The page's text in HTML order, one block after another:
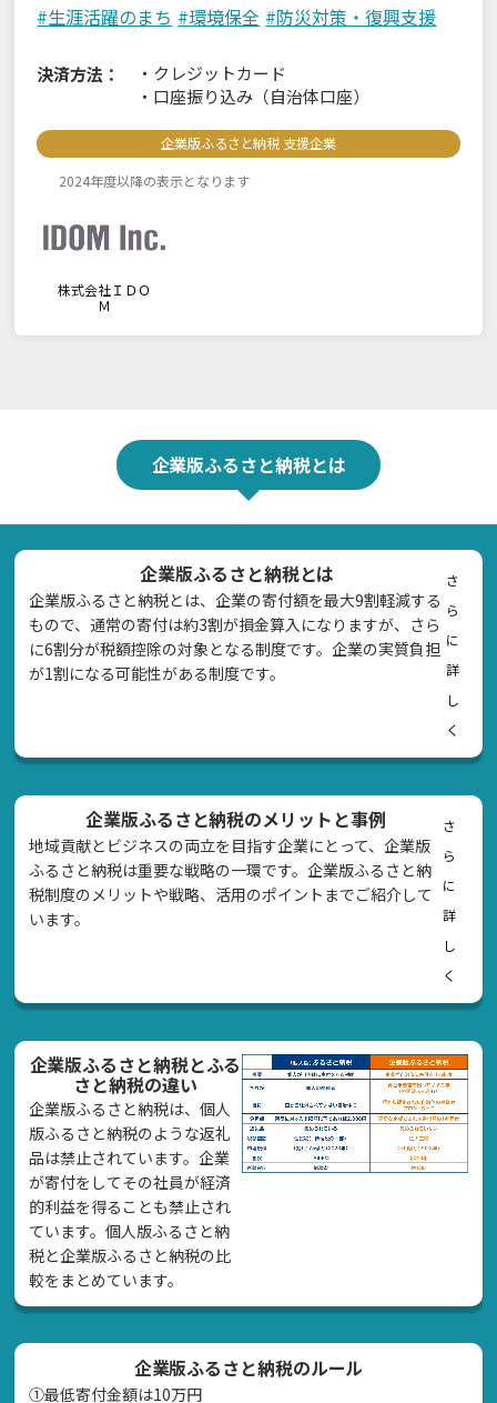
#生涯活躍のまち #環境保全 #防災対策・復興支援
決済方法： ・ クレジットカード
・ 口座振り込み（自治体口座）
企業版ふるさと納税 支援企業
2024年度以降の表示となります
株式会社ＩＤＯ
Ｍ
企業版ふるさと納税とは
企業版ふるさと納税とは
企業版ふるさと納税とは、企業の寄付額を最大9割軽減する
もので、通常の寄付は約3割が損金算入になりますが、さら
に6割分が税額控除の対象となる制度です。企業の実質負担
が1割になる可能性がある制度です。
さ
ら
に
詳
し
く
企業版ふるさと納税のメリットと事例
地域貢献とビジネスの両立を目指す企業にとって、企業版
ふるさと納税は重要な戦略の一環です。企業版ふるさと納
税制度のメリットや戦略、活用のポイントまでご紹介して
います。
さ
ら
に
詳
し
く
企業版ふるさと納税とふる
さと納税の違い
企業版ふるさと納税は、個人
版ふるさと納税のような返礼
品は禁止されています。企業
が寄付をしてその社員が経済
的利益を得ることも禁止され
ています。個人版ふるさと納
税と企業版ふるさと納税の比
較をまとめています。
企業版ふるさと納税のルール
①最低寄付金額は10万円